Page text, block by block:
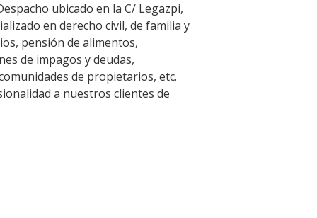
ubicado en la C/ Legazpi,
en derecho civil, de familia y
pensión de alimentos,
de impagos y deudas,
de propietarios, etc.
a nuestros clientes de